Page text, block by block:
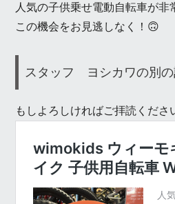
人気の子供乗せ電動自転車が非
この機会をお見逃しなく！🙃
スタッフ ヨシカワの別
もしよろしければご拝読くださ